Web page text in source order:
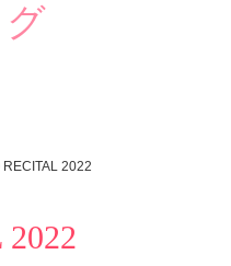
RECITAL 2022